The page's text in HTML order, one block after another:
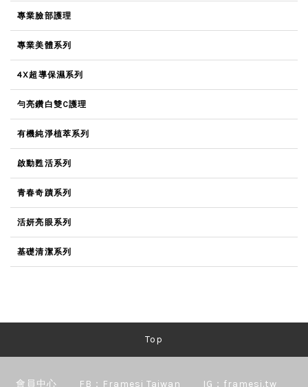
專業臉部護理
專業美體系列
4X超導保濕系列
勻亮鑽白雙C護理
有機純淨植萃系列
啟動甦活系列
青春奇蹟系列
活妍亮眼系列
基礎清潔系列
Top
會員中心 FB：Framesi Taiwan IG：framesi.tw